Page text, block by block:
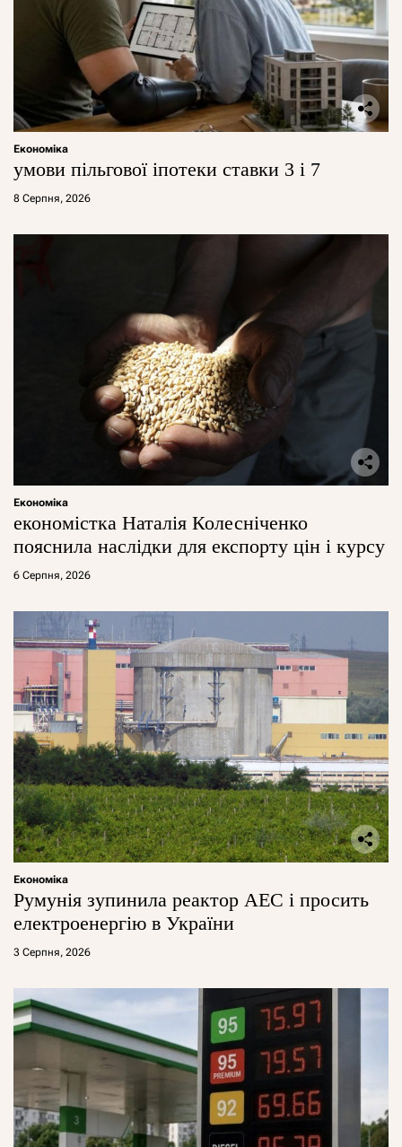
Економіка
умови пільгової іпотеки ставки 3 і 7
8 Серпня, 2026
Економіка
економістка Наталія Колесніченко
пояснила наслідки для експорту цін і курсу
6 Серпня, 2026
Економіка
Румунія зупинила реактор АЕС і просить
електроенергію в України
3 Серпня, 2026